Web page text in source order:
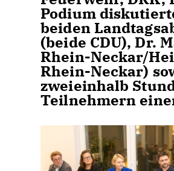
Podium
beiden
(beide CDU), Dr.
Rhein-Neckar/
Rhein-Neckar)
zweieinhalb
Teilnehmern